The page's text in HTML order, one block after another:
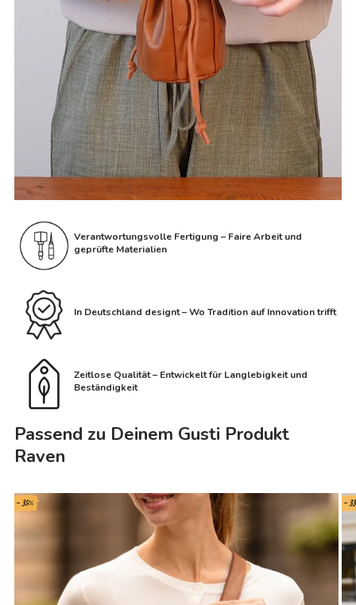
Verantwortungsvolle Fertigung – Faire Arbeit und
geprüfte Materialien
In Deutschland designt – Wo Tradition auf Innovation trifft
Zeitlose Qualität – Entwickelt für Langlebigkeit und
Beständigkeit
Passend zu Deinem Gusti Produkt
Raven
- 35% -